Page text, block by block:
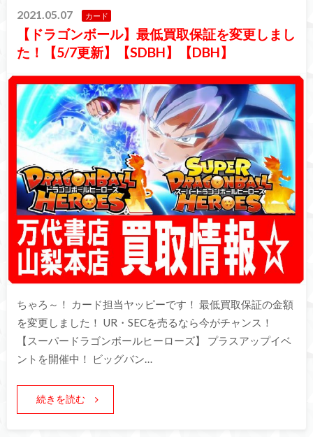
2021.05.07 カード
【ドラゴンボール】最低買取保証を変更しまし
た！【5/7更新】【SDBH】【DBH】
ちゃろ～！ カード担当ヤッピーです！ 最低買取保証の金額
を変更しました！ UR・SECを売るなら今がチャンス！
【スーパードラゴンボールヒーローズ】 プラスアップイベ
ントを開催中！ ビッグバン…
続きを読む